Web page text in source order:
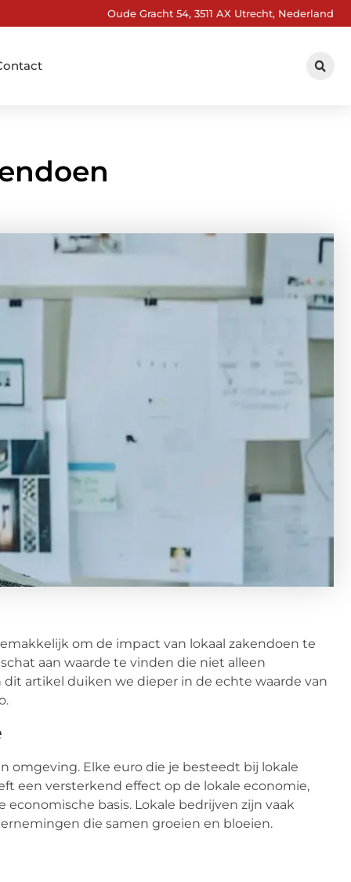
Oude Gracht 54, 3511 AX Utrecht, Nederland
om de impact van lokaal zakendoen te
aan waarde te vinden die niet alleen
dit artikel duiken we dieper in de echte waarde van
omgeving. Elke euro die je besteedt bij lokale
een versterkend effect op de lokale economie,
basis. Lokale bedrijven zijn vaak
die samen groeien en bloeien.